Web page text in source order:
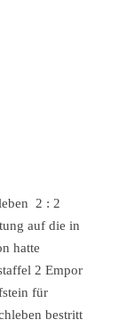
2 : 2
auf die in
hatte
2 Empor
für
bestritt